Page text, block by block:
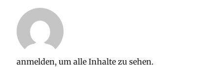
anmelden, um alle Inhalte zu sehen.